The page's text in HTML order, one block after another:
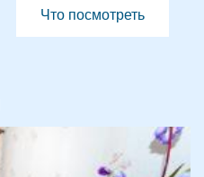
Что посмотреть